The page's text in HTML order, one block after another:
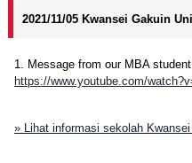
2021/11/05 Kwansei Gakuin
1. Message from our MBA
https://www.youtube.com/
» Lihat informasi sekolah